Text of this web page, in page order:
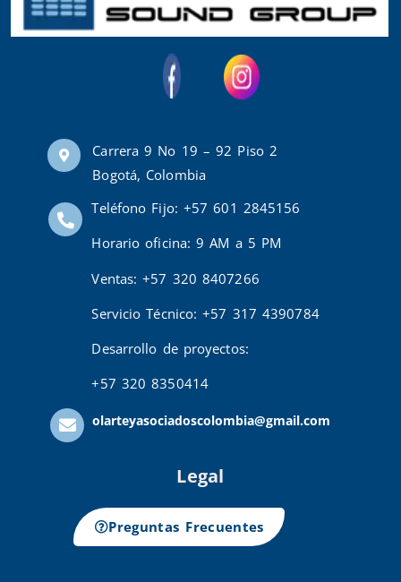
Carrera 9 No 19 – 92 Piso 2
Bogotá, Colombia
Teléfono Fijo: +57 601 2845156
Horario oficina: 9 AM a 5 PM
Ventas: +57 320 8407266
Servicio Técnico: +57 317 4390784
Desarrollo de proyectos:
+57 320 8350414
olarteyasociadoscolombia@gmail.com
Legal
Preguntas Frecuentes